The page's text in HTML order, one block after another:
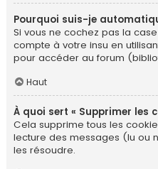
Pourquoi suis-je
Si vous ne cochez pas la case
compte à votre insu en
pour accéder au forum
Haut
À quoi sert « Supprimer les
Cela supprime tous les
lecture des messages (lu ou
les résoudre.